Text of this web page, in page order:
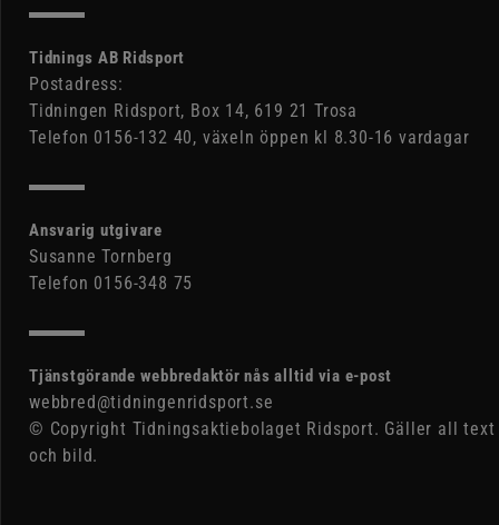
Tidnings AB Ridsport
Postadress:
Tidningen Ridsport, Box 14, 619 21 Trosa
Telefon 0156-132 40, växeln öppen kl 8.30-16 vardagar
Ansvarig utgivare
Susanne Tornberg
Telefon 0156-348 75
Tjänstgörande webbredaktör nås alltid via e-post
webbred@tidningenridsport.se
© Copyright Tidningsaktiebolaget Ridsport. Gäller all text
och bild.